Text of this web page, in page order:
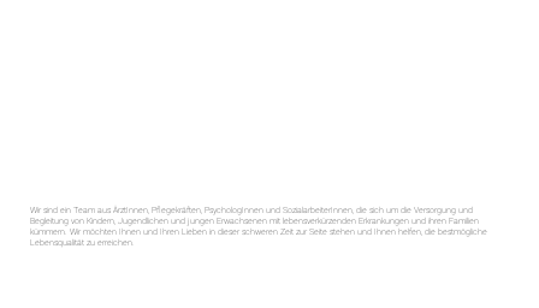
Wir sind ein Team aus ÄrztInnen, Pflegekräften, PsychologInnen und SozialarbeiterInnen, die sich um die Versorgung und
Begleitung von Kindern, Jugendlichen und jungen Erwachsenen mit lebensverkürzenden Erkrankungen und ihren Familien
kümmern. Wir möchten Ihnen und Ihren Lieben in dieser schweren Zeit zur Seite stehen und Ihnen helfen, die bestmögliche
Lebensqualität zu erreichen.